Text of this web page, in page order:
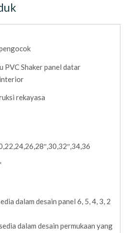
PVC Shaker panel datar
rekayasa
dalam desain panel 6, 5, 4, 3, 2
dalam desain permukaan yang